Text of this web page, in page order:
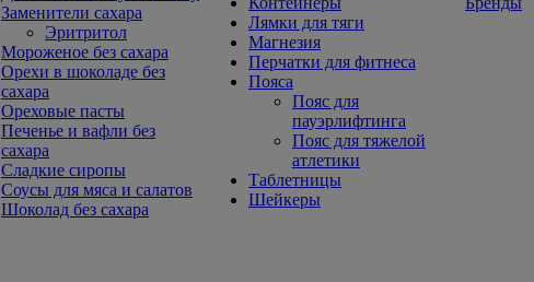
Заменители сахара
Эритритол
Мороженое без сахара
Орехи в шоколаде без
сахара
Ореховые пасты
Печенье и вафли без
сахара
Сладкие сиропы
Соусы для мяса и салатов
Шоколад без сахара
Лямки для тяги
Магнезия
Перчатки для фитнеса
Пояса
Пояс для
пауэрлифтинга
Пояс для тяжелой
атлетики
Таблетницы
Шейкеры